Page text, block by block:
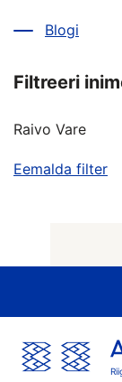
Blogi
Filtreeri
Raivo Vare
Eemalda filter